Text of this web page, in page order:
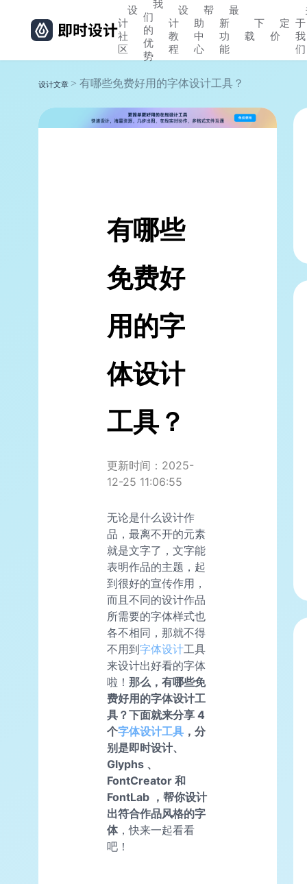
设
计
社
区
我
们
的
优
势
设
计
教
程
帮
助
中
心
最
新
功
能
下
载
定
价
于
我
们
设计文章 > 有哪些免费好用的字体设计工具？
有哪些
免费好
用的字
体设计
工具？
更新时间：2025-
12-25 11:06:55
无论是什么设计作
品，最离不开的元素
就是文字了，文字能
表明作品的主题，起
到很好的宣传作用，
而且不同的设计作品
所需要的字体样式也
各不相同，那就不得
不用到字体设计工具
来设计出好看的字体
啦！ 那么，有哪些免
费好用的字体设计工
具？下面就来分享 4
个字体设计工具 ，分
别是即时设计、
Glyphs 、
FontCreator 和
FontLab ，帮你设计
出符合作品风格的字
体，快来一起看看
吧！